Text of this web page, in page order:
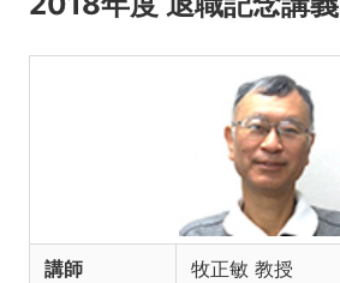
講師 牧正敏 教授